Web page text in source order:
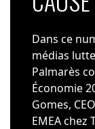
Dans ce
médias
Palmarès
Économie
Gomes,
EMEA chez